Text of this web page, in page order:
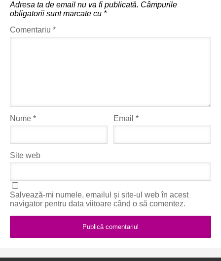
Adresa ta de email nu va fi publicată. Câmpurile
obligatorii sunt marcate cu *
Comentariu *
Nume * Email*
Site web
Salvează-mi numele, emailul și site-ul web în acest
navigator pentru data viitoare când o să comentez.